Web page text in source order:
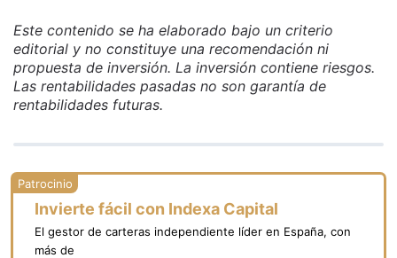
Este contenido se ha elaborado bajo un criterio
editorial y no constituye una recomendación ni
propuesta de inversión. La inversión contiene riesgos.
Las rentabilidades pasadas no son garantía de
rentabilidades futuras.
Invierte fácil con Indexa Capital
El gestor de carteras independiente líder en España, con
más de